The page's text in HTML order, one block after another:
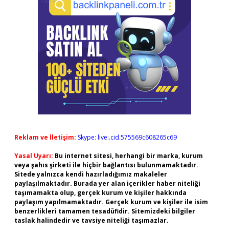
Reklam ve İletişim: Skype: live:.cid.575569c608265c69
Yasal Uyarı: Bu internet sitesi, herhangi bir marka, kurum
veya şahıs şirketi ile hiçbir bağlantısı bulunmamaktadır.
Sitede yalnızca kendi hazırladığımız makaleler
paylaşılmaktadır. Burada yer alan içerikler haber niteliği
taşımamakta olup, gerçek kurum ve kişiler hakkında
paylaşım yapılmamaktadır. Gerçek kurum ve kişiler ile isim
benzerlikleri tamamen tesadüfidir. Sitemizdeki bilgiler
taslak halindedir ve tavsiye niteliği taşımazlar.